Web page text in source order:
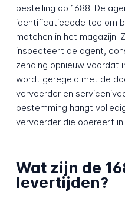
bestelling op 1688. De
identificatiecode toe om
matchen in het magazijn.
inspecteert de agent,
zending opnieuw voordat
wordt geregeld met de
vervoerder en
bestemming hangt
vervoerder die opereert in
Wat zijn de
levertijden?